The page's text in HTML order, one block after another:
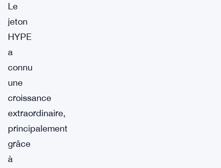
Le
jeton
HYPE
a
connu
une
croissance
extraordinaire,
principalement
grâce
à